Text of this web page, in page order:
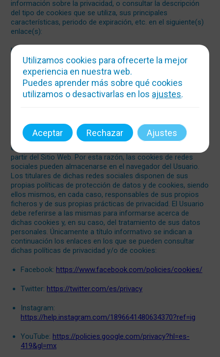
información sobre la privacidad, o consultar la descripción
del tipo de cookies que se utiliza, sus principales
características, periodo de expiración, etc. en el siguiente(s)
enlace(s):
La(s) entidad(es) encargada(s) del suministro de cookies
podrá(n) ceder esta información a terceros, siempre y
cuando lo exija la ley o sea un tercero el que procese esta
información para dichas entidades.
Blog de Fernando Manuel Rodriguez Nuñez incorpora plugins
de redes sociales, que permiten acceder a las mismas a
partir del Sitio Web. Por esta razón, las cookies de redes
sociales pueden almacenarse en el navegador del Usuario.
Los titulares de dichas redes sociales disponen de sus
propias políticas de protección de datos y de cookies, siendo
ellos mismos, en cada caso, responsables de sus propios
ficheros y de sus propias prácticas de privacidad. El Usuario
debe referirse a las mismas para informarse acerca de
dichas cookies y, en su caso, del tratamiento de sus datos
personales. Únicamente a título informativo se indican a
continuación los enlaces en los que se pueden consultar
dichas políticas de privacidad y/o de cookies:
Facebook: https://www.facebook.com/policies/cookies/
Twitter: https://twitter.com/es/privacy
Instagram:
https://help.instagram.com/1896641480634370?ref=ig
YouTube: https://policies.google.com/privacy?hl=es-
419&gl=mx
Utilizamos cookies para ofrecerte la mejor
experiencia en nuestra web.
Puedes aprender más sobre qué cookies
utilizamos o desactivarlas en los ajustes.
Aceptar Rechazar Ajustes